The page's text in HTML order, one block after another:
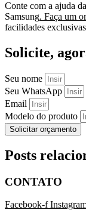
Conte com a ajuda
Samsung. Faça um
facilidades
Solicite,
Seu nome
Seu WhatsApp
Email
Modelo do produto
Solicitar orçamento
Posts
CONTATO
Facebook-f